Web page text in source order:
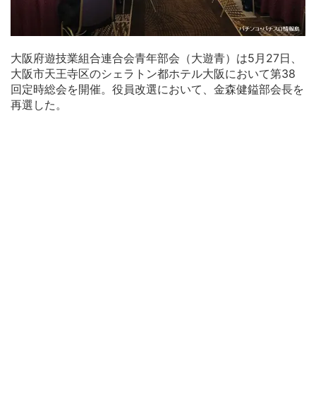
大阪府遊技業組合連合会青年部会（大遊青）は5月27日、
大阪市天王寺区のシェラトン都ホテル大阪において第38
回定時総会を開催。役員改選において、金森健鎰部会長を
再選した。